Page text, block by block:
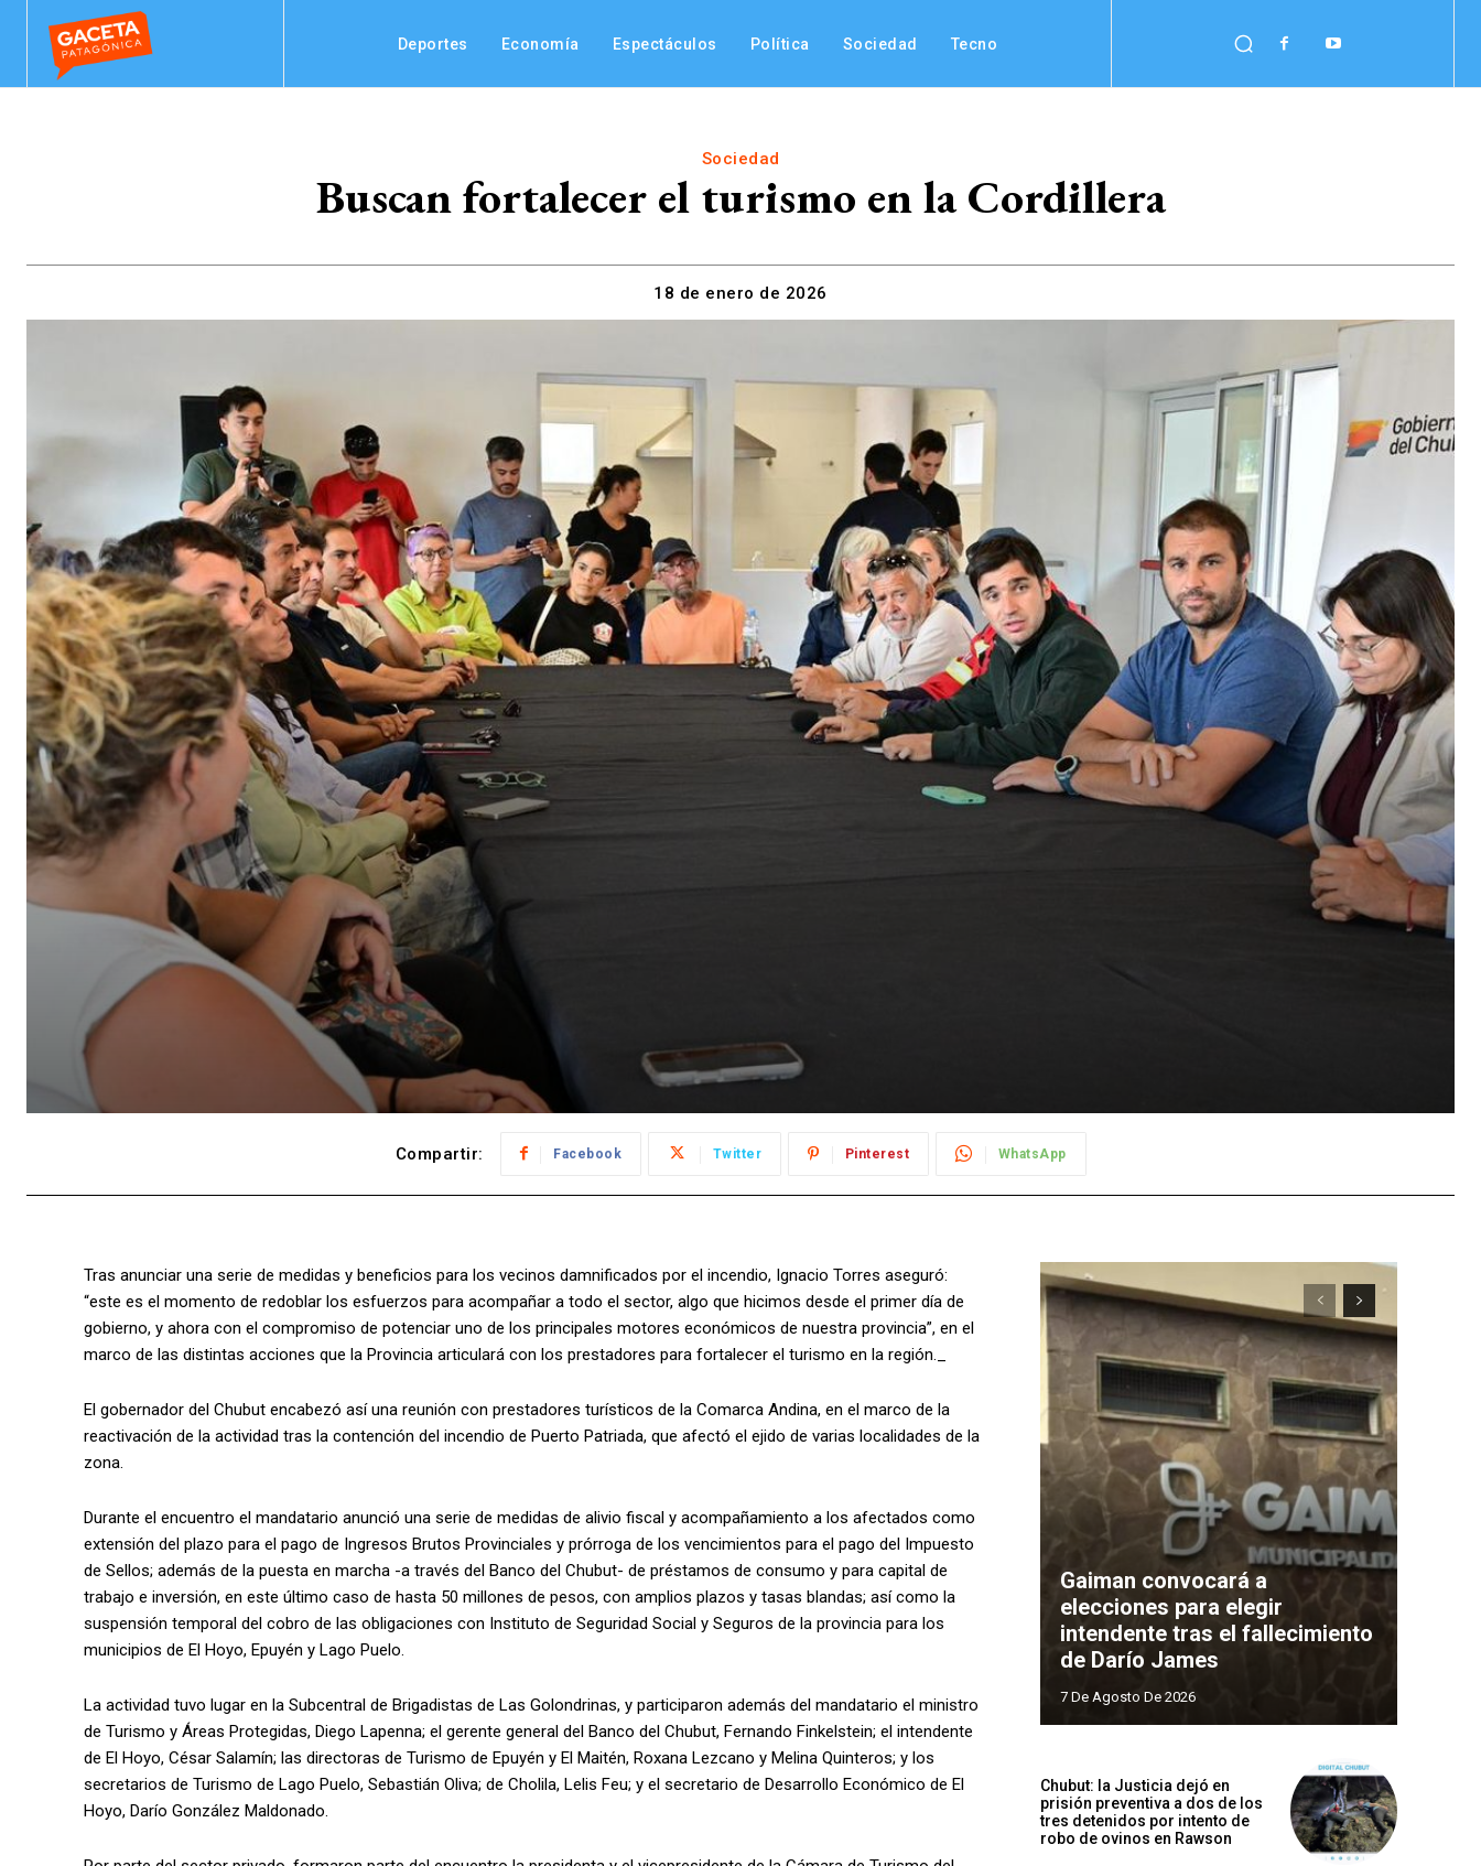
Deportes Economía Espectáculos Política Sociedad Tecno
Sociedad
Buscan fortalecer el turismo en la Cordillera
18 de enero de 2026
Compartir: Facebook Twitter Pinterest WhatsApp
Tras anunciar una serie de medidas y beneficios para los vecinos damnificados por el incendio, Ignacio Torres aseguró:
“este es el momento de redoblar los esfuerzos para acompañar a todo el sector, algo que hicimos desde el primer día de
gobierno, y ahora con el compromiso de potenciar uno de los principales motores económicos de nuestra provincia”, en el
marco de las distintas acciones que la Provincia articulará con los prestadores para fortalecer el turismo en la región._
El gobernador del Chubut encabezó así una reunión con prestadores turísticos de la Comarca Andina, en el marco de la
reactivación de la actividad tras la contención del incendio de Puerto Patriada, que afectó el ejido de varias localidades de la
zona.
Durante el encuentro el mandatario anunció una serie de medidas de alivio fiscal y acompañamiento a los afectados como
extensión del plazo para el pago de Ingresos Brutos Provinciales y prórroga de los vencimientos para el pago del Impuesto
de Sellos; además de la puesta en marcha -a través del Banco del Chubut- de préstamos de consumo y para capital de
trabajo e inversión, en este último caso de hasta 50 millones de pesos, con amplios plazos y tasas blandas; así como la
suspensión temporal del cobro de las obligaciones con Instituto de Seguridad Social y Seguros de la provincia para los
municipios de El Hoyo, Epuyén y Lago Puelo.
La actividad tuvo lugar en la Subcentral de Brigadistas de Las Golondrinas, y participaron además del mandatario el ministro
de Turismo y Áreas Protegidas, Diego Lapenna; el gerente general del Banco del Chubut, Fernando Finkelstein; el intendente
de El Hoyo, César Salamín; las directoras de Turismo de Epuyén y El Maitén, Roxana Lezcano y Melina Quinteros; y los
secretarios de Turismo de Lago Puelo, Sebastián Oliva; de Cholila, Lelis Feu; y el secretario de Desarrollo Económico de El
Hoyo, Darío González Maldonado.
Gaiman convocará a
elecciones para elegir
intendente tras el fallecimiento
de Darío James
7 De Agosto De 2026
Chubut: la Justicia dejó en
prisión preventiva a dos de los
tres detenidos por intento de
robo de ovinos en Rawson